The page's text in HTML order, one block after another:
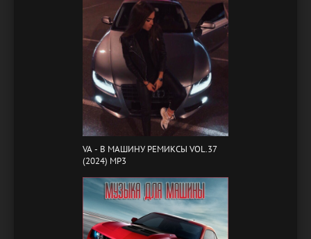
VA - B МАШИНУ РЕМИКСЫ VOL.37
(2024) MP3